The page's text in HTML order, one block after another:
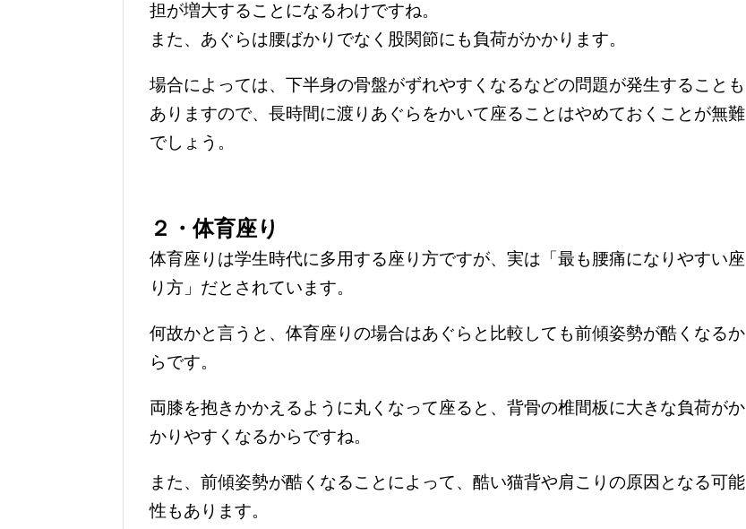
担が増大することになるわけですね。
また、あぐらは腰ばかりでなく股関節にも負荷がかかります。
場合によっては、下半身の骨盤がずれやすくなるなどの問題が発生することも
ありますので、長時間に渡りあぐらをかいて座ることはやめておくことが無難
でしょう。
２・体育座り
体育座りは学生時代に多用する座り方ですが、実は「最も腰痛になりやすい座
り方」だとされています。
何故かと言うと、体育座りの場合はあぐらと比較しても前傾姿勢が酷くなるか
らです。
両膝を抱きかかえるように丸くなって座ると、背骨の椎間板に大きな負荷がか
かりやすくなるからですね。
また、前傾姿勢が酷くなることによって、酷い猫背や肩こりの原因となる可能
性もあります。